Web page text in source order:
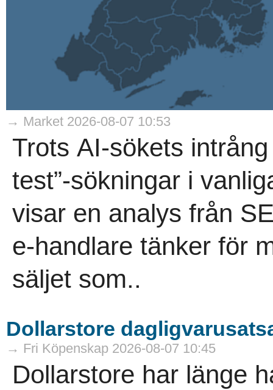
→ Market 2026-08-07 10:53
Trots AI-sökets
test”-sökningar i
visar en analys från
e-handlare tänker för
säljet som..
Dollarstore
→ Fri Köpenskap 2026-08-07 10:45
Dollarstore har länge